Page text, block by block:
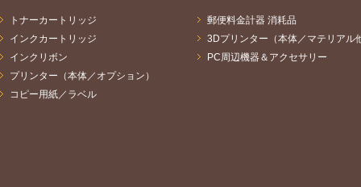
トナーカートリッジ
インクカートリッジ
インクリボン
プリンター（本体／オプション）
コピー用紙／ラベル
郵便料金計器 消耗品
3Dプリンター（本体／マテリアル
PC周辺機器＆アクセサリー